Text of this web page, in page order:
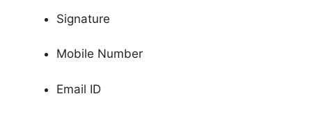
Signature
Mobile Number
Email ID